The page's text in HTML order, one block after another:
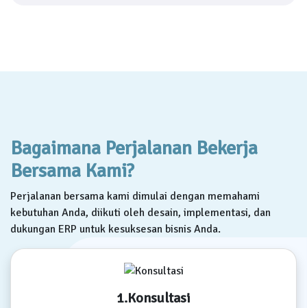
Bagaimana Perjalanan Bekerja
Bersama Kami?
Perjalanan bersama kami dimulai dengan memahami
kebutuhan Anda, diikuti oleh desain, implementasi, dan
dukungan ERP untuk kesuksesan bisnis Anda.
1.Konsultasi